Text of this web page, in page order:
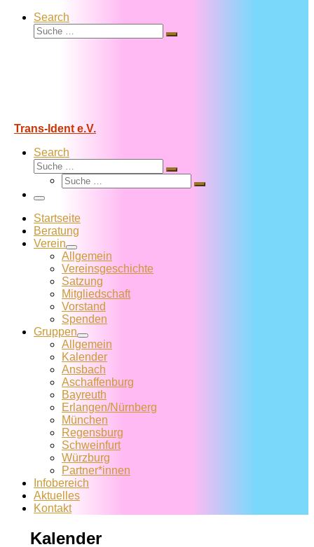
Search
Suche
Suche
Trans-Ident e.V.
Search
Suche
Suche
Suche
Suche
Menü
Startseite
Beratung
Verein
Allgemein
Vereins­geschichte
Satzung
Mitglied­schaft
Vorstand
Spenden
Gruppen
Allgemein
Kalender
Ansbach
Aschaffenburg
Bayreuth
Erlangen/Nürnberg
München
Regensburg
Schweinfurt
Würzburg
Partner*innen
Infobereich
Aktuelles
Kontakt
Kalender